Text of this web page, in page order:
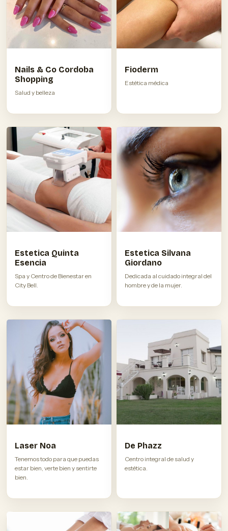
Nails & Co Cordoba
Shopping
Salud y belleza
Fioderm
Estética médica
Estetica Quinta
Esencia
Spa y Centro de Bienestar en
City Bell.
Estetica Silvana
Giordano
Dedicada al cuidado integral del
hombre y de la mujer.
Laser Noa
Tenemos todo para que puedas
estar bien, verte bien y sentirte
bien.
De Phazz
Centro integral de salud y
estética.